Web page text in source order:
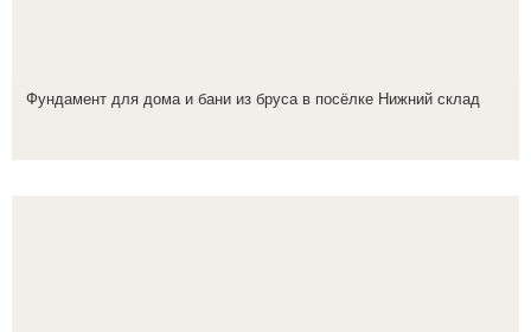
Фундамент для дома и бани из бруса в посёлке Нижний склад